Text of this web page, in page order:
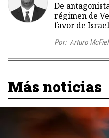
De
régimen de
favor de Israel
Por: Arturo
Más noticias